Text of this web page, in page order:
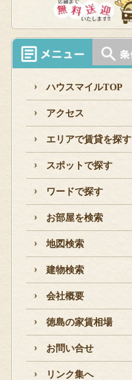
ハウスマイルTOP
アクセス
エリアで賃貸を探す
スポットで探す
ワードで探す
お部屋を検索
地図検索
建物検索
会社概要
徳島の家賃相場
お問い合せ
リンク集へ